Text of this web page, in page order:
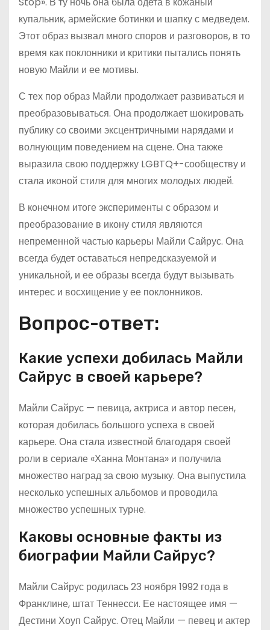
купальник, армейские ботинки и шапку с медведем.
Этот образ вызвал много споров и разговоров, в то
время как поклонники и критики пытались понять
новую Майли и ее мотивы.
С тех пор образ Майли продолжает развиваться и
преобразовываться. Она продолжает шокировать
публику со своими эксцентричными нарядами и
волнующим поведением на сцене. Она также
выразила свою поддержку LGBTQ+-сообществу и
стала иконой стиля для многих молодых людей.
В конечном итоге эксперименты с образом и
преобразование в икону стиля являются
непременной частью карьеры Майли Сайрус. Она
всегда будет оставаться непредсказуемой и
уникальной, и ее образы всегда будут вызывать
интерес и восхищение у ее поклонников.
Вопрос-ответ:
Какие успехи добилась Майли
Сайрус в своей карьере?
Майли Сайрус — певица, актриса и автор песен,
которая добилась большого успеха в своей
карьере. Она стала известной благодаря своей
роли в сериале «Ханна Монтана» и получила
множество наград за свою музыку. Она выпустила
несколько успешных альбомов и проводила
множество успешных турне.
Каковы основные факты из
биографии Майли Сайрус?
Майли Сайрус родилась 23 ноября 1992 года в
Франклине, штат Теннесси. Ее настоящее имя —
Дестини Хоуп Сайрус. Отец Майли — певец и актер